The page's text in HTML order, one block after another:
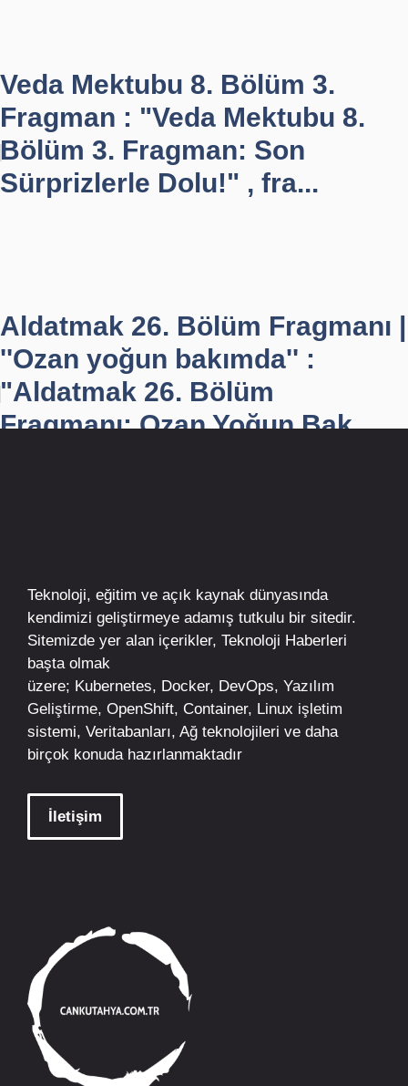
Veda Mektubu 8. Bölüm 3.
Fragman : "Veda Mektubu 8.
Bölüm 3. Fragman: Son
Sürprizlerle Dolu!" , fra...
Aldatmak 26. Bölüm Fragmanı |
''Ozan yoğun bakımda'' :
"Aldatmak 26. Bölüm
Fragmanı: Ozan Yoğun Bak...
Teknoloji, eğitim ve açık kaynak dünyasında
kendimizi geliştirmeye adamış tutkulu bir sitedir.
Sitemizde yer alan içerikler, Teknoloji Haberleri
başta olmak
üzere; Kubernetes, Docker, DevOps, Yazılım
Geliştirme, OpenShift, Container, Linux işletim
sistemi, Veritabanları, Ağ teknolojileri ve daha
birçok konuda hazırlanmaktadır
İletişim